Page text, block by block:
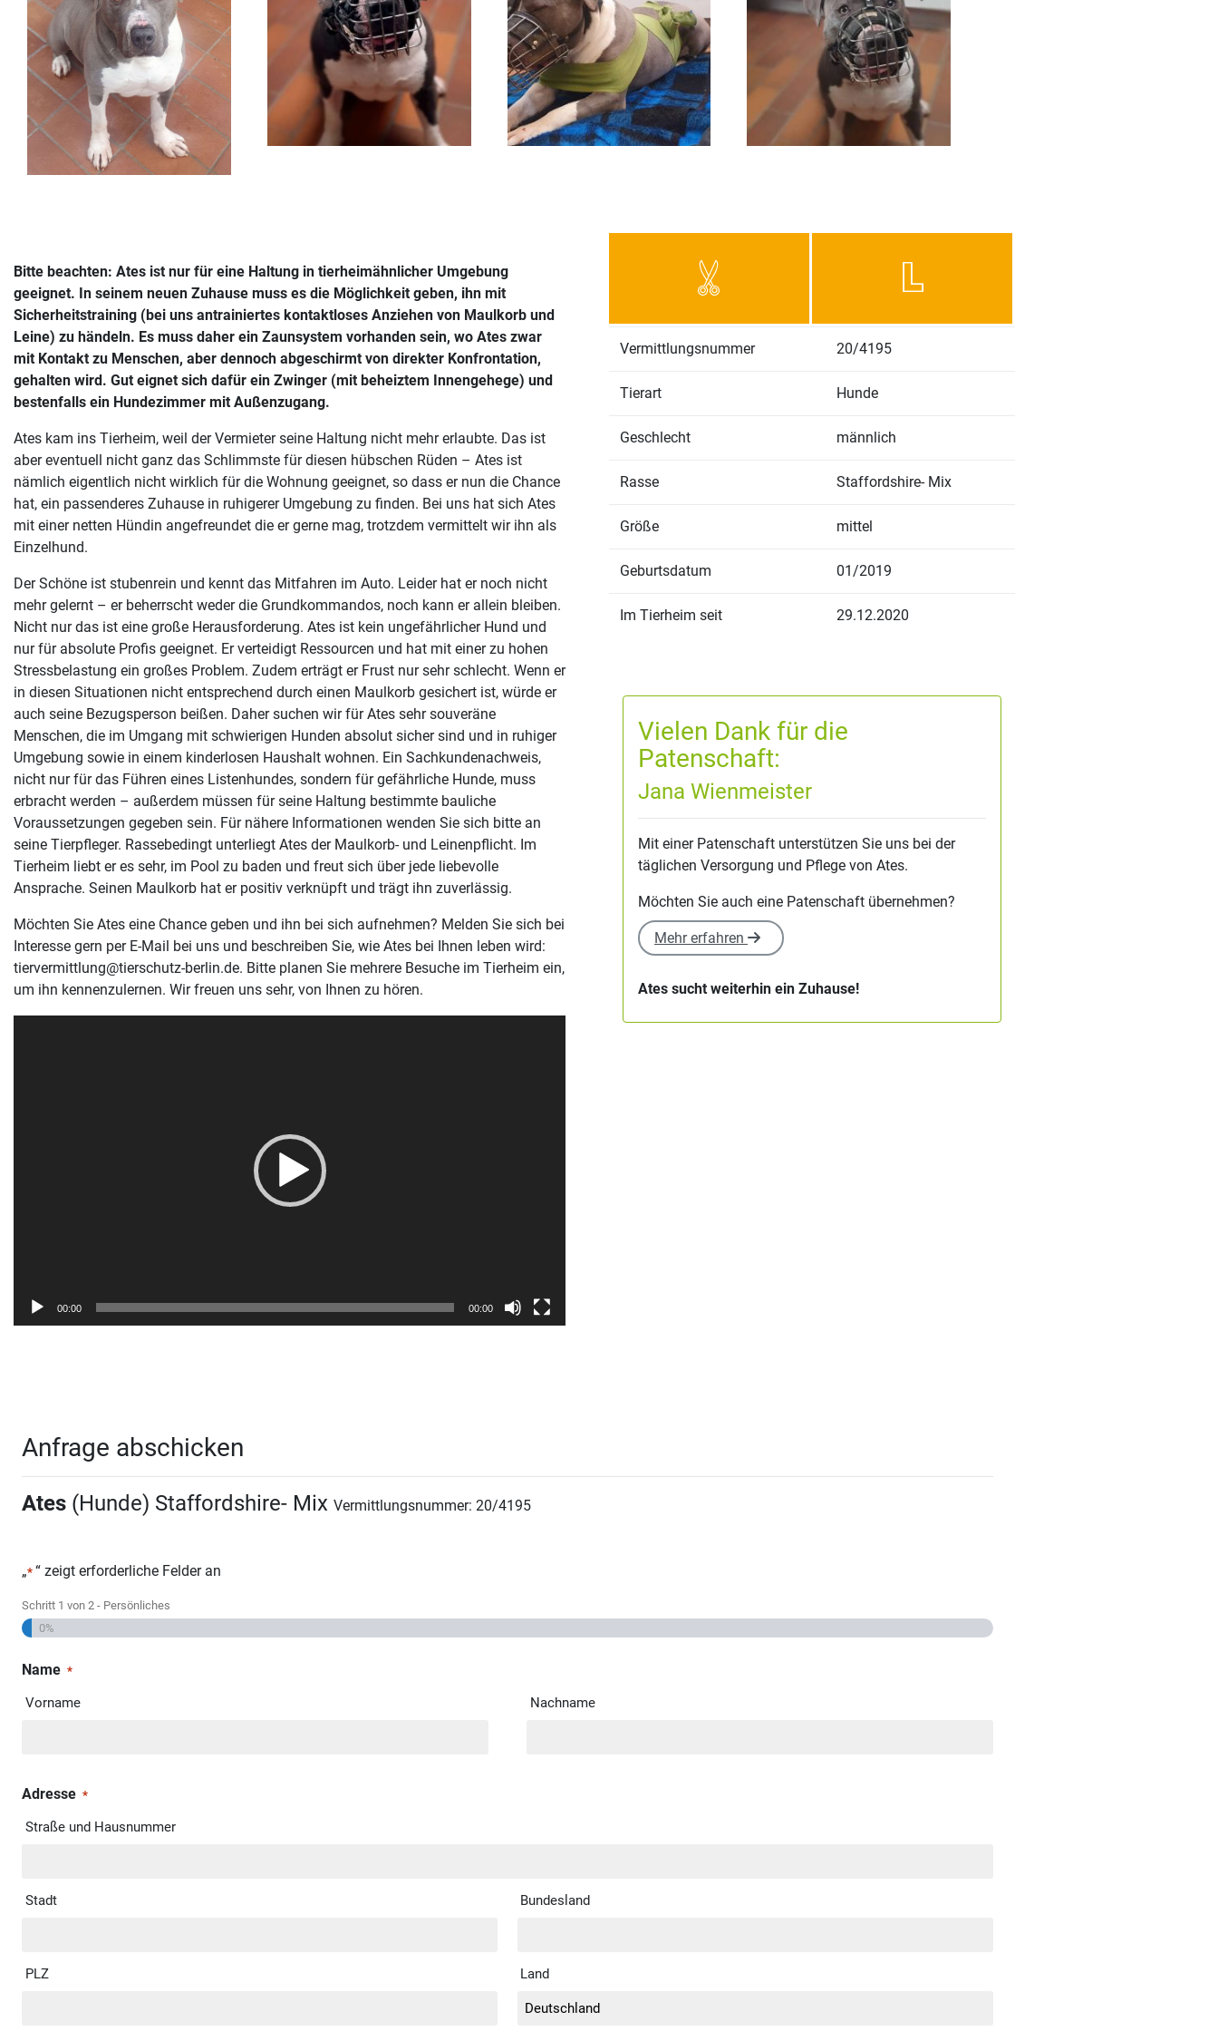
Bitte beachten: Ates ist nur für eine Haltung in tierheimähnlicher Umgebung
geeignet. In seinem neuen Zuhause muss es die Möglichkeit geben, ihn mit
Sicherheitstraining (bei uns antrainiertes kontaktloses Anziehen von Maulkorb und
Leine) zu händeln. Es muss daher ein Zaunsystem vorhanden sein, wo Ates zwar
mit Kontakt zu Menschen, aber dennoch abgeschirmt von direkter Konfrontation,
gehalten wird. Gut eignet sich dafür ein Zwinger (mit beheiztem Innengehege) und
bestenfalls ein Hundezimmer mit Außenzugang.
Ates kam ins Tierheim, weil der Vermieter seine Haltung nicht mehr erlaubte. Das ist
aber eventuell nicht ganz das Schlimmste für diesen hübschen Rüden – Ates ist
nämlich eigentlich nicht wirklich für die Wohnung geeignet, so dass er nun die Chance
hat, ein passenderes Zuhause in ruhigerer Umgebung zu finden. Bei uns hat sich Ates
mit einer netten Hündin angefreundet die er gerne mag, trotzdem vermittelt wir ihn als
Einzelhund.
Der Schöne ist stubenrein und kennt das Mitfahren im Auto. Leider hat er noch nicht
mehr gelernt – er beherrscht weder die Grundkommandos, noch kann er allein bleiben.
Nicht nur das ist eine große Herausforderung. Ates ist kein ungefährlicher Hund und
nur für absolute Profis geeignet. Er verteidigt Ressourcen und hat mit einer zu hohen
Stressbelastung ein großes Problem. Zudem erträgt er Frust nur sehr schlecht. Wenn er
in diesen Situationen nicht entsprechend durch einen Maulkorb gesichert ist, würde er
auch seine Bezugsperson beißen. Daher suchen wir für Ates sehr souveräne
Menschen, die im Umgang mit schwierigen Hunden absolut sicher sind und in ruhiger
Umgebung sowie in einem kinderlosen Haushalt wohnen. Ein Sachkundenachweis,
nicht nur für das Führen eines Listenhundes, sondern für gefährliche Hunde, muss
erbracht werden – außerdem müssen für seine Haltung bestimmte bauliche
Voraussetzungen gegeben sein. Für nähere Informationen wenden Sie sich bitte an
seine Tierpfleger. Rassebedingt unterliegt Ates der Maulkorb- und Leinenpflicht. Im
Tierheim liebt er es sehr, im Pool zu baden und freut sich über jede liebevolle
Ansprache. Seinen Maulkorb hat er positiv verknüpft und trägt ihn zuverlässig.
Möchten Sie Ates eine Chance geben und ihn bei sich aufnehmen? Melden Sie sich bei
Interesse gern per E-Mail bei uns und beschreiben Sie, wie Ates bei Ihnen leben wird:
tiervermittlung@tierschutz-berlin.de. Bitte planen Sie mehrere Besuche im Tierheim ein,
um ihn kennenzulernen. Wir freuen uns sehr, von Ihnen zu hören.
00:00 00:00
Vermittlungsnummer 20/4195
Tierart Hunde
Geschlecht männlich
Rasse Staffordshire- Mix
Größe mittel
Geburtsdatum 01/2019
Im Tierheim seit 29.12.2020
Vielen Dank für die
Patenschaft:
Jana Wienmeister
Mit einer Patenschaft unterstützen Sie uns bei der
täglichen Versorgung und Pflege von Ates.
Möchten Sie auch eine Patenschaft übernehmen?
Mehr erfahren
Ates sucht weiterhin ein Zuhause!
Anfrage abschicken
Ates (Hunde) Staffordshire- Mix Vermittlungsnummer: 20/4195
„* “ zeigt erforderliche Felder an
Schritt 1 von 2 - Persönliches
0%
Name *
Vorname Nachname
Adresse *
Straße und Hausnummer
Stadt Bundesland
PLZ Land